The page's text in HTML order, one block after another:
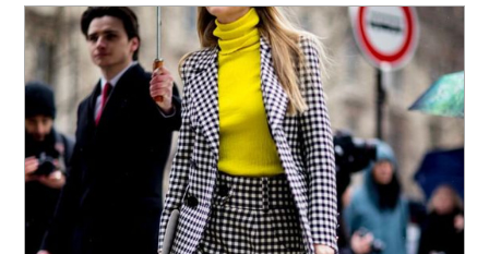
ファッショントレンドを発信！SP通信
BUYMAで人気のブランド
BUYMAの売れ筋商品
バイマの疑問に現役パーソナルショッパーが答えてみた
バイマ活動の疑問に売れっ子現役バイヤーが答えてみた